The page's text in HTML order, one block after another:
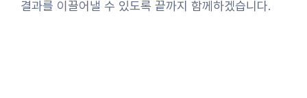
결과를 이끌어낼 수 있도록 끝까지 함께하겠습니다.